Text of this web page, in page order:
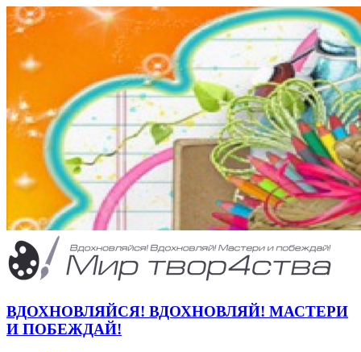
ВДОХНОВЛЯЙСЯ! ВДОХНОВЛЯЙ! МАСТЕРИ
И ПОБЕЖДАЙ!